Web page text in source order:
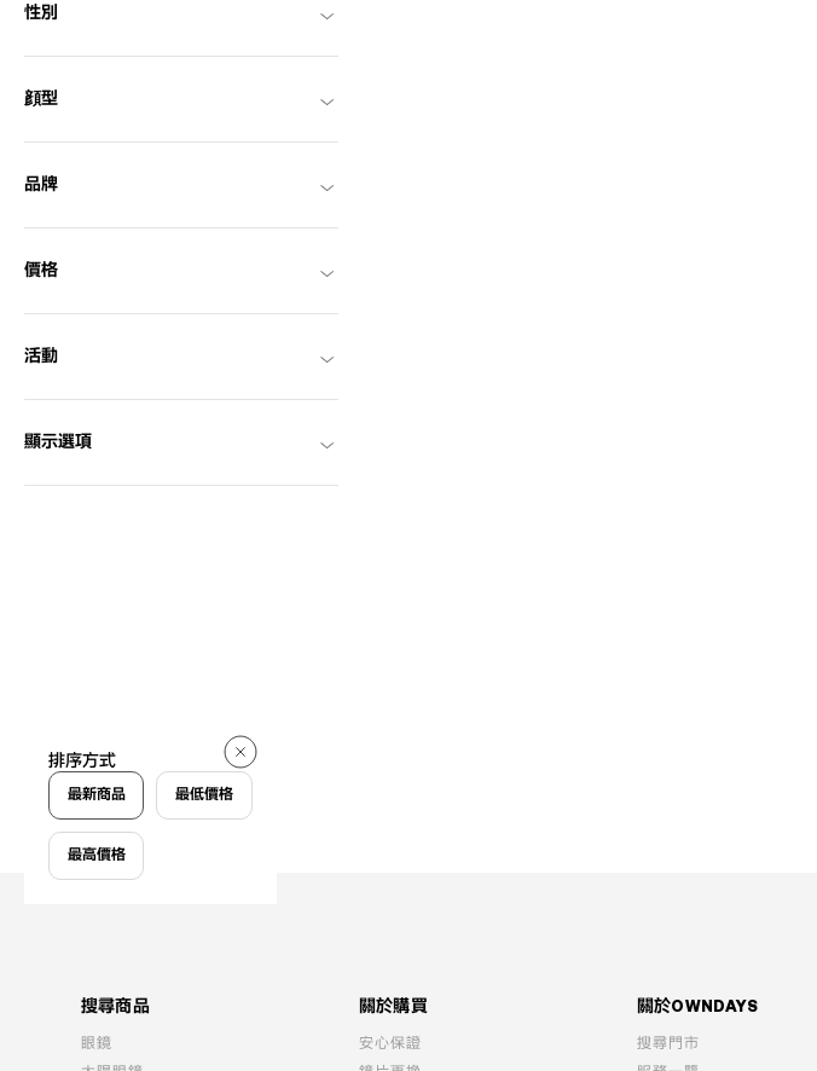
性別
顔型
品牌
價格
活動
顯示選項
排序方式
最新商品 最低價格
最高價格
搜尋商品
眼鏡
關於購買
安心保證
關於OWNDAYS
搜尋門市